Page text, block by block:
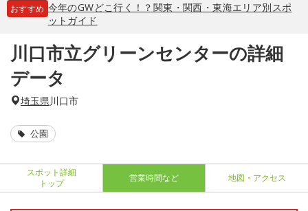
おすすめ 今年のGWどこ行く！？関東・関西・東海エリア別スポ
ットガイド
川口市立グリーンセンターの詳細
データ
埼玉県川口市
公園
スポット詳細
トップ
営業時間など 地図・アクセス